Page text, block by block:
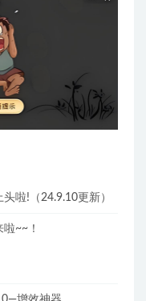
啦!（24.9.10更新）
~~！